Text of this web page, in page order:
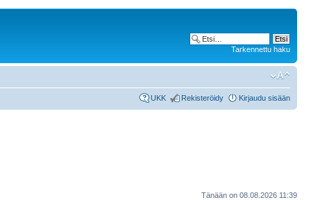
Tarkennettu haku
UKK Rekisteröidy Kirjaudu sisään
Tänään on 08.08.2026 11:39